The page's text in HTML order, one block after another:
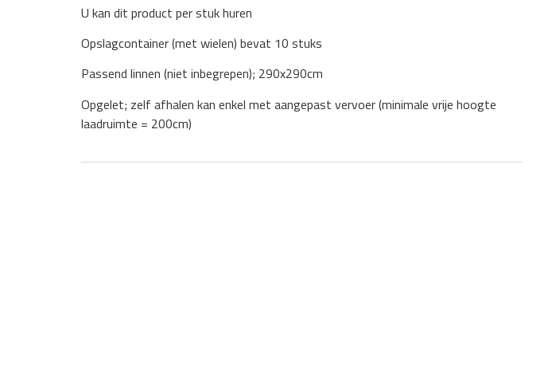
U kan dit product per stuk huren
Opslagcontainer (met wielen) bevat 10 stuks
Passend linnen (niet inbegrepen); 290x290cm
Opgelet; zelf afhalen kan enkel met aangepast vervoer (minimale vrije hoogte
laadruimte = 200cm)